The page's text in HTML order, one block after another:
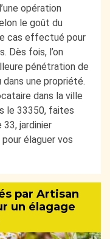
opération
le goût du
cas effectué pour
Dès fois, l’on
pénétration de
une propriété.
dans la ville
le 33350, faites
33, jardinier
élaguer vos
par Artisan
un élagage